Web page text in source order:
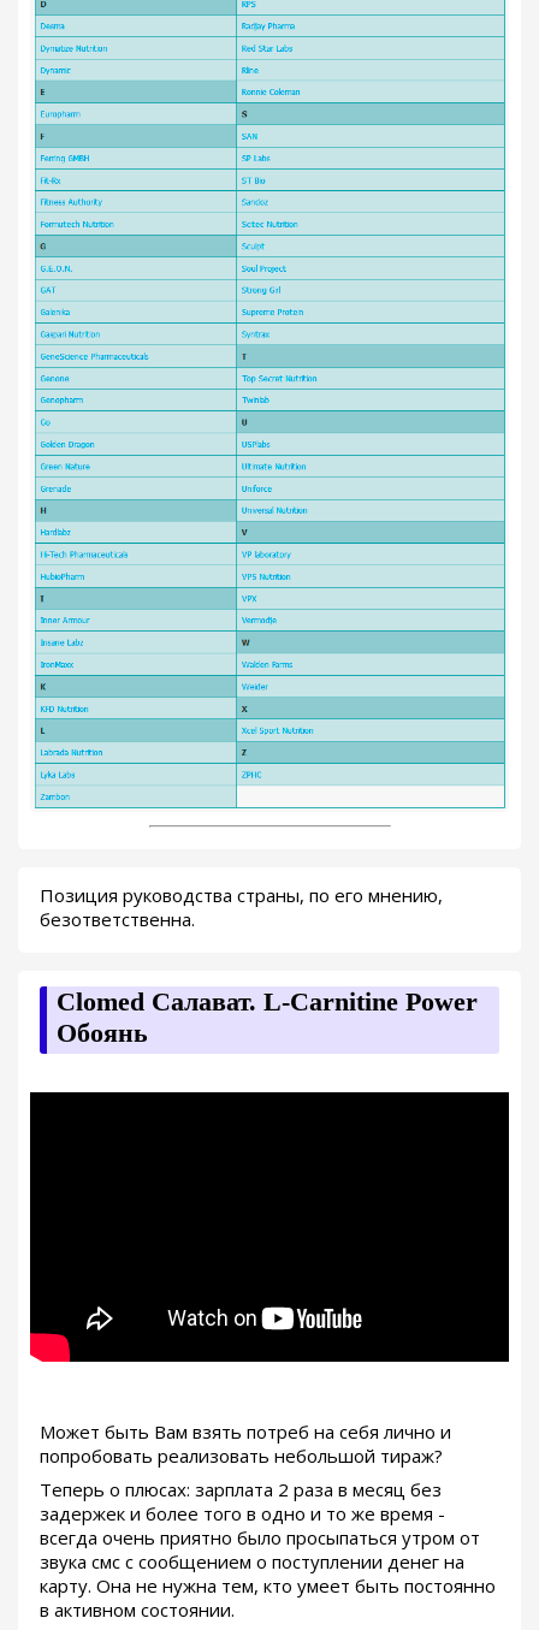
Позиция руководства страны, по его мнению,
безответственна.
Clomed Салават. L-Carnitine Power
Обоянь
Может быть Вам взять потреб на себя лично и
попробовать реализовать небольшой тираж?
Теперь о плюсах: зарплата 2 раза в месяц без
задержек и более того в одно и то же время -
всегда очень приятно было просыпаться утром от
звука смс с сообщением о поступлении денег на
карту. Она не нужна тем, кто умеет быть постоянно
в активном состоянии.